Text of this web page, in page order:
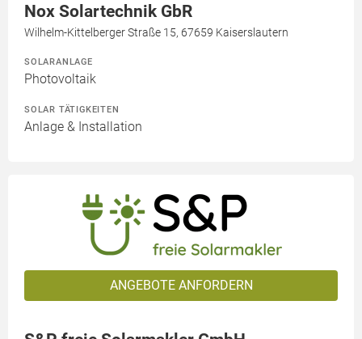
Nox Solartechnik GbR
Wilhelm-Kittelberger Straße 15, 67659 Kaiserslautern
SOLARANLAGE
Photovoltaik
SOLAR TÄTIGKEITEN
Anlage & Installation
ANGEBOTE ANFORDERN